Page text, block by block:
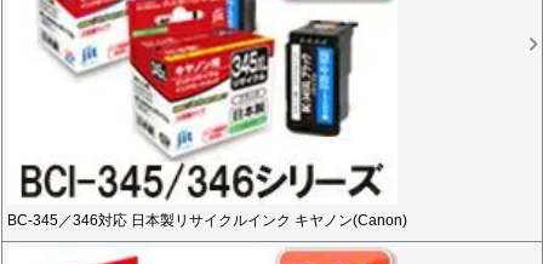
BC-345／346対応 日本製リサイクルインク キヤノン(Canon)